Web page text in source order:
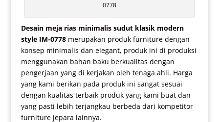
0778
Desain meja rias minimalissudut klasik modern
style IM-0778merupakan produk furniture dengan
konsep minimalis dan elegant, produk ini di produksi
menggunakan bahan baku berkualitas dengan
pengerjaan yang di kerjakan oleh tenaga ahli. Harga
yang kami berikan pada produk ini sangat sesuai
dengan kualitas terbaik produk yang kami buat dan
yang pasti lebih terjangkau berbeda dari kompetitor
furniture jepara lainnya.